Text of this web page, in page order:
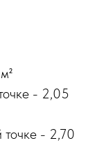
- 2,05
точке - 2,70